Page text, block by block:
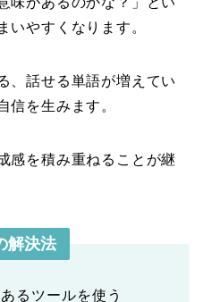
いやすくなります。
、話せる単語が増えてい
信を生みます。
感を積み重ねることが継
解決法
るツールを使う